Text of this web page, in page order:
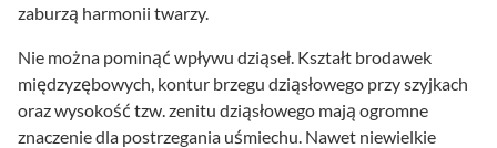
zaburzą harmonii twarzy.
Nie można pominąć wpływu dziąseł. Kształt brodawek
międzyzębowych, kontur brzegu dziąsłowego przy szyjkach
oraz wysokość tzw. zenitu dziąsłowego mają ogromne
znaczenie dla postrzegania uśmiechu. Nawet niewielkie